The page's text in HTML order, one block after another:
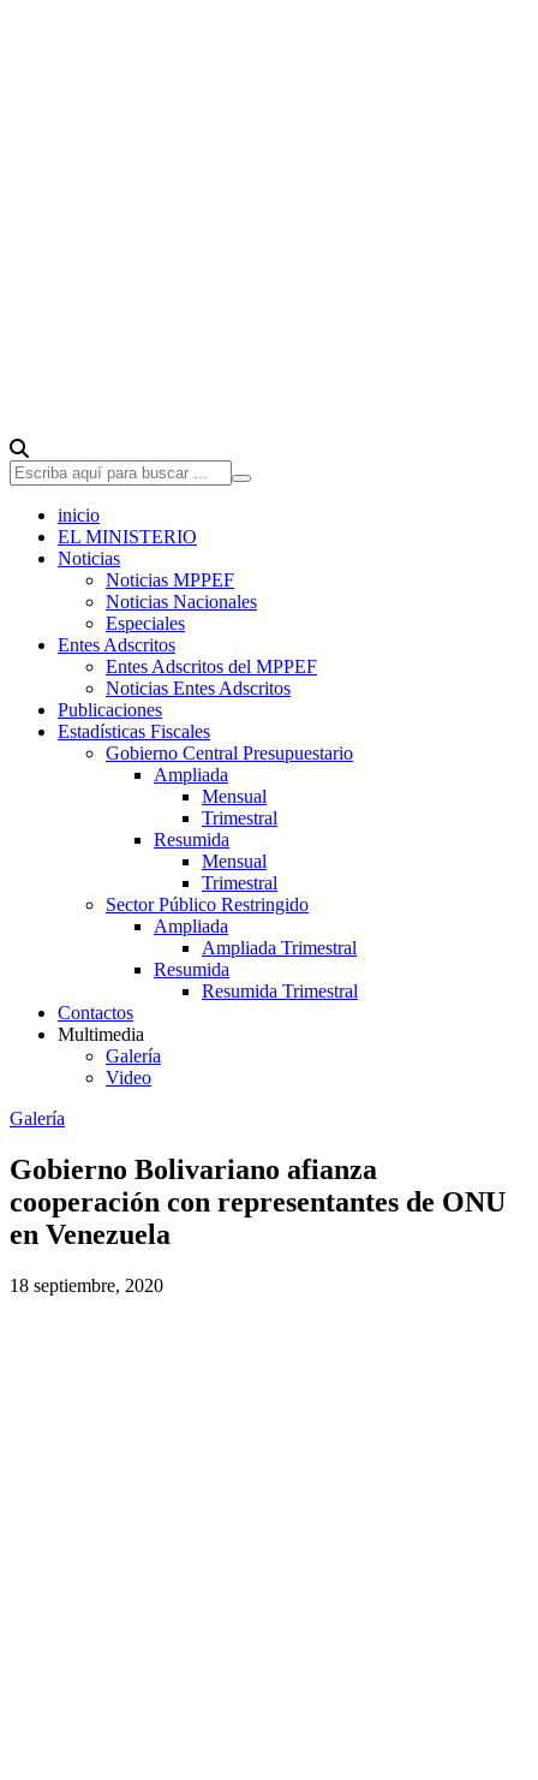
inicio
EL MINISTERIO
Noticias
Noticias MPPEF
Noticias Nacionales
Especiales
Entes Adscritos
Entes Adscritos del MPPEF
Noticias Entes Adscritos
Publicaciones
Estadísticas Fiscales
Gobierno Central Presupuestario
Ampliada
Mensual
Trimestral
Resumida
Mensual
Trimestral
Sector Público Restringido
Ampliada
Ampliada Trimestral
Resumida
Resumida Trimestral
Contactos
Multimedia
Galería
Video
Galería
Gobierno Bolivariano afianza
cooperación con representantes de ONU
en Venezuela
18 septiembre, 2020